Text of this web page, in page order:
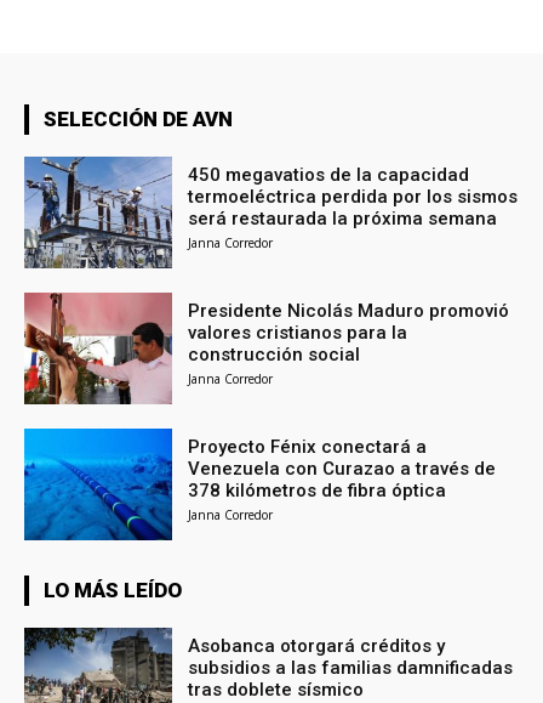
SELECCIÓN DE AVN
450 megavatios de la capacidad
termoeléctrica perdida por los sismos
será restaurada la próxima semana
Janna Corredor
Presidente Nicolás Maduro promovió
valores cristianos para la
construcción social
Janna Corredor
Proyecto Fénix conectará a
Venezuela con Curazao a través de
378 kilómetros de fibra óptica
Janna Corredor
LO MÁS LEÍDO
Asobanca otorgará créditos y
subsidios a las familias damnificadas
tras doblete sísmico